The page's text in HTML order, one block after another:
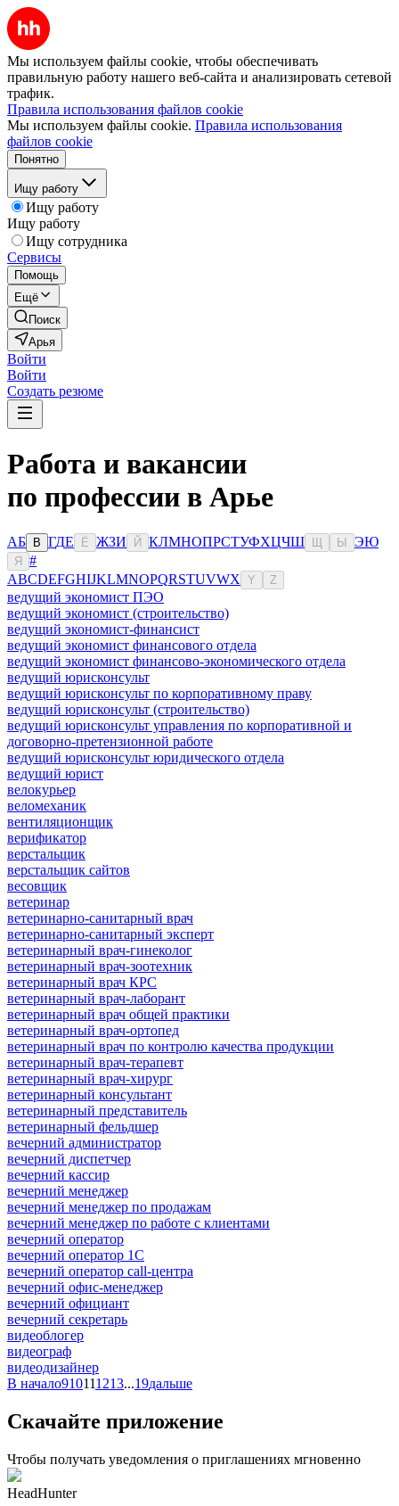
Мы используем файлы cookie, чтобы обеспечивать
правильную работу нашего веб-сайта и анализировать сетевой
трафик.
Правила использования файлов cookie
Мы используем файлы cookie. Правила использования
файлов cookie
Понятно
Ищу работу
Ищу работу
Ищу работу
Ищу сотрудника
Сервисы
Помощь
Ещё
Поиск
Арья
Войти
Войти
Создать резюме
Работа и вакансии
по профессии в Арье
АБ В ГДЕ Ё ЖЗИ Й КЛМНОПРСТУФХЦЧШ Ы ЭЮ
Я
#
ABCDEFGHIJKLMNOPQRSTUVWX Y Z
ведущий экономист ПЭО
ведущий экономист (строительство)
ведущий экономист-финансист
ведущий экономист финансового отдела
ведущий экономист финансово-экономического отдела
ведущий юрисконсульт
ведущий юрисконсульт по корпоративному праву
ведущий юрисконсульт (строительство)
ведущий юрисконсульт управления по корпоративной и
договорно-претензионной работе
ведущий юрисконсульт юридического отдела
ведущий юрист
велокурьер
веломеханик
вентиляционщик
верификатор
верстальщик
верстальщик сайтов
весовщик
ветеринар
ветеринарно-санитарный врач
ветеринарно-санитарный эксперт
ветеринарный врач-гинеколог
ветеринарный врач-зоотехник
ветеринарный врач КРС
ветеринарный врач-лаборант
ветеринарный врач общей практики
ветеринарный врач-ортопед
ветеринарный врач по контролю качества продукции
ветеринарный врач-терапевт
ветеринарный врач-хирург
ветеринарный консультант
ветеринарный представитель
ветеринарный фельдшер
вечерний администратор
вечерний диспетчер
вечерний кассир
вечерний менеджер
вечерний менеджер по продажам
вечерний менеджер по работе с клиентами
вечерний оператор
вечерний оператор 1С
вечерний оператор call-центра
вечерний офис-менеджер
вечерний официант
вечерний секретарь
видеоблогер
видеограф
видеодизайнер
В начало910111213...19дальше
Скачайте приложение
Чтобы получать уведомления о приглашениях мгновенно
HeadHunter